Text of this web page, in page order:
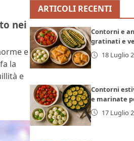
nei
e
la
e
ARTICOLI RECENTI
Contorni e
gratinati e
18 Luglio
Contorni
e marinate
17 Luglio